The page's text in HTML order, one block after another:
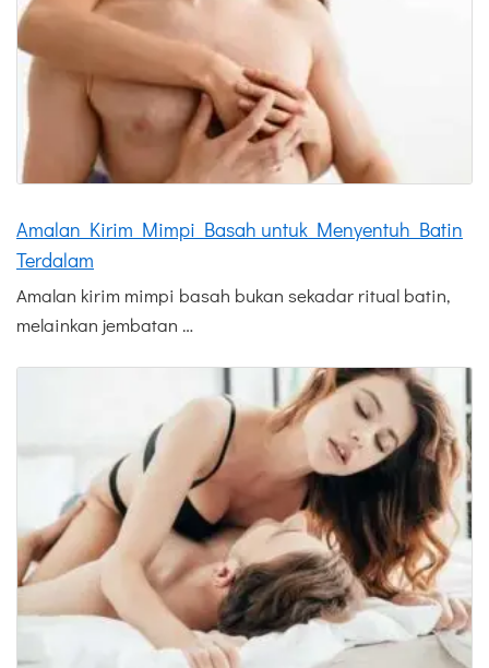
Amalan Kirim Mimpi Basah untuk Menyentuh Batin
Terdalam
Amalan kirim mimpi basah bukan sekadar ritual batin,
melainkan jembatan …